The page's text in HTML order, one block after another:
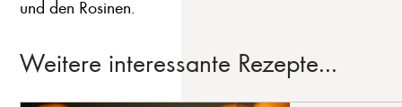
und den Rosinen.
Weitere interessante Rezepte...